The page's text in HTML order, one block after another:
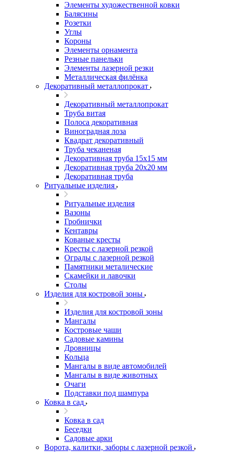
Элементы художественной ковки
Балясины
Розетки
Углы
Короны
Элементы орнамента
Резные панельки
Элементы лазерной резки
Металлическая филёнка
Декоративный металлопрокат
Декоративный металлопрокат
Труба витая
Полоса декоративная
Виноградная лоза
Квадрат декоративный
Труба чеканеная
Декоративная труба 15х15 мм
Декоративная труба 20х20 мм
Декоративная труба
Ритуальные изделия
Ритуальные изделия
Вазоны
Гробнички
Кентавры
Кованые кресты
Кресты с лазерной резкой
Ограды с лазерной резкой
Памятники металические
Скамейки и лавочки
Столы
Изделия для костровой зоны
Изделия для костровой зоны
Мангалы
Костровые чаши
Садовые камины
Дровницы
Кольца
Мангалы в виде автомобилей
Мангалы в виде животных
Очаги
Подставки под шампура
Ковка в сад
Ковка в сад
Беседки
Садовые арки
Ворота, калитки, заборы с лазерной резкой